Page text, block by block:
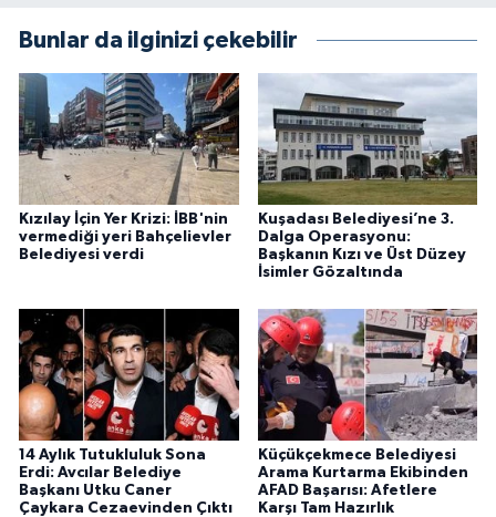
Bunlar da ilginizi çekebilir
Kızılay İçin Yer Krizi: İBB'nin
vermediği yeri Bahçelievler
Belediyesi verdi
Kuşadası Belediyesi’ne 3.
Dalga Operasyonu:
Başkanın Kızı ve Üst Düzey
İsimler Gözaltında
14 Aylık Tutukluluk Sona
Erdi: Avcılar Belediye
Başkanı Utku Caner
Çaykara Cezaevinden Çıktı
Küçükçekmece Belediyesi
Arama Kurtarma Ekibinden
AFAD Başarısı: Afetlere
Karşı Tam Hazırlık